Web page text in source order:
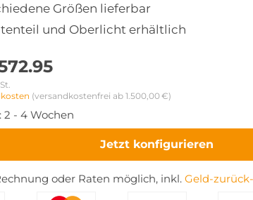
Größen lieferbar
und Oberlicht erhältlich
(versandkostenfrei ab 1.500,00 €)
2 - 4 Wochen
Jetzt konfigurieren
oder Raten möglich, inkl. Geld-